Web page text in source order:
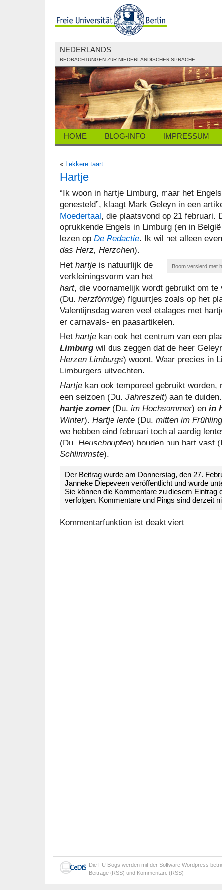
NEDERLANDS
BEOBACHTUNGEN ZUR NIEDERLÄNDISCHEN SPRACHE
HOME BLOG-INFO IMPRESSUM
« Lekkere taart
Hartje
“Ik woon in hartje Limburg, maar het
genesteld”, klaagt Mark Geleyn in een
Moedertaal, die plaatsvond op 21 februari.
oprukkende Engels in Limburg (en in
lezen op De Redactie. Ik wil het alleen
das Herz, Herzchen).
Boom versierd met
Het hartje is natuurlijk de
verkleiningsvorm van het
hart, die voornamelijk wordt gebruikt om
(Du. herzförmige) figuurtjes zoals op het
Valentijnsdag waren veel etalages met
er carnavals- en paasartikelen.
Het hartje kan ook het centrum van een
Limburg wil dus zeggen dat de heer
Herzen Limburgs) woont. Waar precies in
Limburgers uitvechten.
Hartje kan ook temporeel gebruikt worden,
een seizoen (Du. Jahreszeit) aan te
hartje zomer (Du. im Hochsommer) en in
Winter). Hartje lente (Du. mitten im Frühling
we hebben eind februari toch al aardig
(Du. Heuschnupfen) houden hun hart vast
Schlimmste).
Der Beitrag wurde am Donnerstag, den 27.
Janneke Diepeveen veröffentlicht und wurde
Sie können die Kommentare zu diesem Eintrag
verfolgen. Kommentare und Pings sind derzeit
Kommentarfunktion ist deaktiviert
Die FU Blogs werden mit der Software Wordpress
Beiträge (RSS) und Kommentare (RSS)